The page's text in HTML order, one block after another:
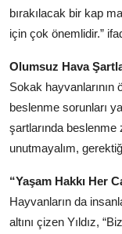
bırakılacak bir kap
için çok önemlidir.”
Olumsuz Hava
Sokak hayvanlarının
beslenme sorunları
şartlarında beslenme
unutmayalım,
“Yaşam Hakkı Her
Hayvanların da
altını çizen Yıldız,